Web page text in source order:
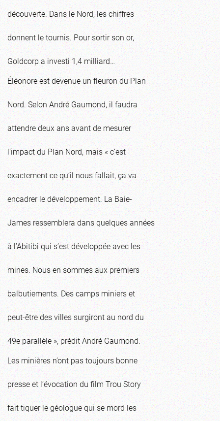
découverte. Dans le Nord, les chiffres
donnent le tournis. Pour sortir son or,
Goldcorp a investi 1,4 milliard…
Éléonore est devenue un fleuron du Plan
Nord. Selon André Gaumond, il faudra
attendre deux ans avant de mesurer
l’impact du Plan Nord, mais « c’est
exactement ce qu’il nous fallait, ça va
encadrer le développement. La Baie-
James ressemblera dans quelques années
à l’Abitibi qui s’est développée avec les
mines. Nous en sommes aux premiers
balbutiements. Des camps miniers et
peut-être des villes surgiront au nord du
49e parallèle », prédit André Gaumond.
Les minières n’ont pas toujours bonne
presse et l’évocation du film Trou Story
fait tiquer le géologue qui se mord les